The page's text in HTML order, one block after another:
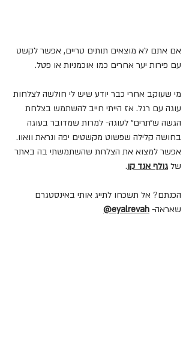
אם אתם לא מוצאים תותים טריים, אפשר לקשט
עם פירות יער אחרים כמו אוכמניות או פטל.
מי שעוקב אחרי כבר יודע שיש לי חולשה לצלחות
עוגה עם רגל. אז הייתי חייב להשתמש בצלחת
הגשה ש״תרים״ לעוגה- למרות שמדובר בעוגה
בחושה קלילה שפשוט מקשטים יפה ונראת וואוו.
אפשר למצוא את הצלחת שהשתמשתי בה באתר
של גולף אנד קו.
הכנתם? אל תשכחו לתייג אותי באינסטגרם
שאראה- eyalrevah@